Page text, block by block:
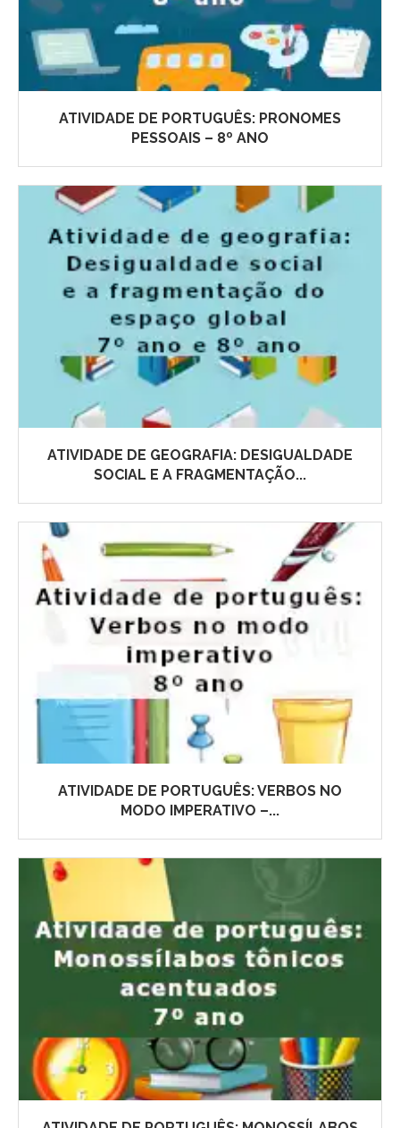
ATIVIDADE DE PORTUGUÊS: PRONOMES
PESSOAIS – 8º ANO
ATIVIDADE DE GEOGRAFIA: DESIGUALDADE
SOCIAL E A FRAGMENTAÇÃO...
ATIVIDADE DE PORTUGUÊS: VERBOS NO
MODO IMPERATIVO –...